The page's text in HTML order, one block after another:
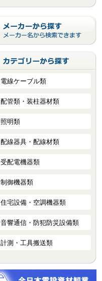
電線ケーブル類
配管類・装柱器材類
照明類
配線器具・配線材類
受配電機器類
制御機器類
住宅設備・空調機器類
音響通信・防犯防災設備類
計測・工具搬送類